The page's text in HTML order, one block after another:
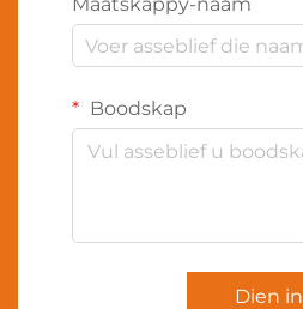
Boodskap
Dien in